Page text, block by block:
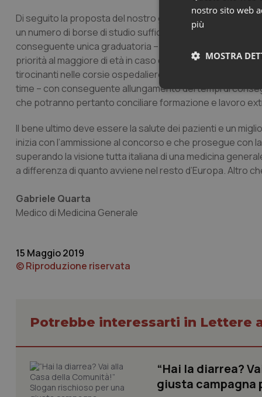
Di seguito la proposta del nostro gruppo di medici:
un numero di borse di studio sufficienti a ricoprire l’intera
conseguente unica graduatoria – al concorso con
priorità al maggiore di età in caso di eguale punteggio
tirocinanti nelle corsie ospedaliere, al fine di tutelare la
time – con conseguente allungamento dei tempi di
che potranno pertanto conciliare formazione e lavoro
Il bene ultimo deve essere la salute dei pazienti e un
inizia con l’ammissione al concorso e che prosegue con
superando la visione tutta italiana di una medicina
a differenza di quanto avviene nel resto d’Europa. Altro
Gabriele Quarta
Medico di Medicina Generale
15 Maggio 2019
© Riproduzione riservata
Potrebbe interessarti in Lettere
“Hai la diarrea?
giusta campagna
nostro sito web
più
MOSTRA
tracking-sites-
session-id